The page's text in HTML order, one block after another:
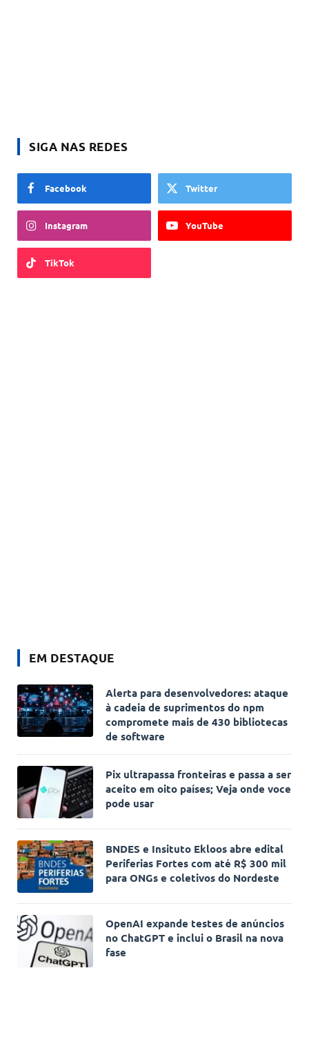
SIGA NAS REDES
Facebook Twitter
Instagram YouTube
TikTok
EM DESTAQUE
Alerta para desenvolvedores: ataque
à cadeia de suprimentos do npm
compromete mais de 430 bibliotecas
de software
Pix ultrapassa fronteiras e passa a ser
aceito em oito países; Veja onde voce
pode usar
BNDES e Insituto Ekloos abre edital
Periferias Fortes com até R$ 300 mil
para ONGs e coletivos do Nordeste
OpenAI expande testes de anúncios
no ChatGPT e inclui o Brasil na nova
fase